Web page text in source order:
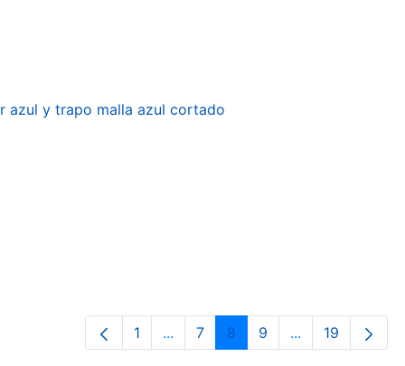
azul y trapo malla azul cortado
Página
1 ...Páginas intermedias Use TAB
Página
7 Página
8 Página
9 ...PáginasPágina
19